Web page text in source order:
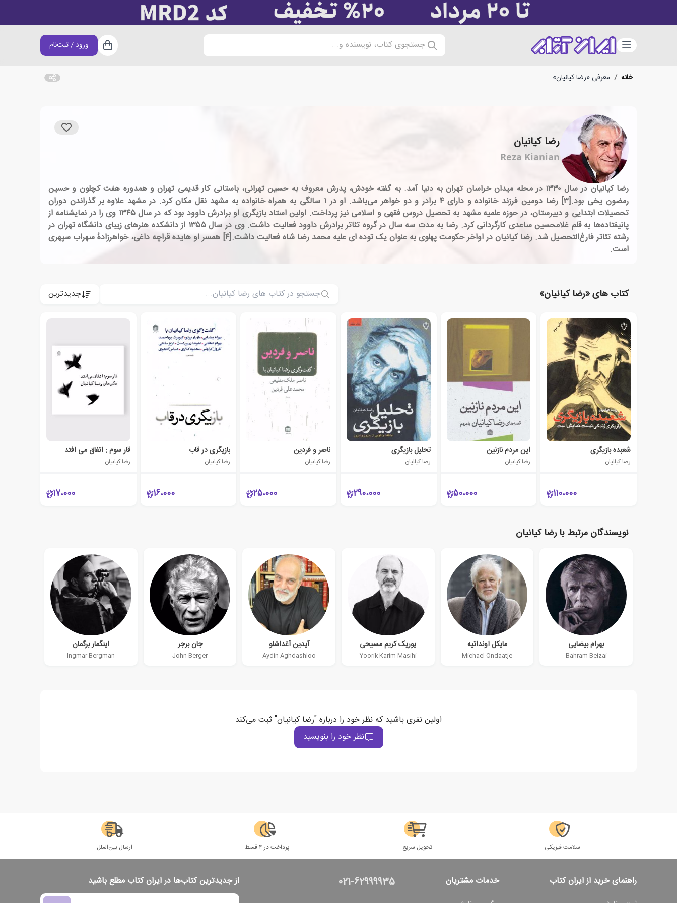
دسته‌بندی جستجوی کتاب، نویسنده و... سبد خرید
ورود / ثبت‌نام
خانه / معرفی «رضا کیانیان»
رضا کیانیان
Reza Kianian
رضا کیانیان در سال ۱۳۳۰ در محله میدان خراسان تهران به دنیا آمد. به گفته خودش، پدرش معروف به حسین تهرانی، باستانی کار قدیمی تهران و همدوره هفت کچلون و حسین
رمضون یخی بود.[۳] رضا دومین فرزند خانواده و دارای ۴ برادر و دو خواهر می‌باشد. او در ۱ سالگی به همراه خانواده به مشهد نقل مکان کرد. در مشهد علاوه بر گذراندن دوران
تحصیلات ابتدایی و دبیرستان، در حوزه علمیه مشهد به تحصیل دروس فقهی و اسلامی نیز پرداخت. اولین استاد بازیگری او برادرش داوود بود که در سال ۱۳۴۵ وی را در نمایشنامه از
پانیفتاده‌ها به قلم غلامحسین ساعدی کارگردانی کرد. رضا به مدت سه سال در گروه تئاتر برادرش داوود فعالیت داشت. وی در سال ۱۳۵۵ از دانشکده هنرهای زیبای دانشگاه تهران در
رشته تئاتر فارغ‌التحصیل شد. رضا کیانیان در اواخر حکومت پهلوی به عنوان یک توده ای علیه محمد رضا شاه فعالیت داشت.[۴] همسر او هایده قراچه داغی، خواهرزادهٔ سهراب سپهری
است.
کتاب های «رضا کیانیان» جدیدترین
شعبده بازیگری
رضا کیانیان
110،000
این مردم نازنین
رضا کیانیان
50،000
تحلیل بازیگری
رضا کیانیان
290،000
ناصر و فردین
رضا کیانیان
25،000
بازیگری در قاب
رضا کیانیان
16،000
قار سوم : اتفاق می افتد
رضا کیانیان
17،000
نویسندگان مرتبط با رضا کیانیان
بهرام بیضایی
Bahram Beizai
مایکل اونداتیه
Michael Ondaatje
یوریک کریم مسیحی
Yoorik Karim Masihi
آیدین آغداشلو
Aydin Aghdashloo
جان برجر
John Berger
اینگمار برگمان
Ingmar Bergman
اولین نفری باشید که نظر خود را درباره "رضا کیانیان" ثبت می‌کند
نظر خود را بنویسید
سلامت فیزیکی تحویل سریع پرداخت در 4 قسط ارسال بین‌الملل
راهنمای خرید از ایران کتاب خدمات مشتریان 021-62999935 از جدیدترین کتاب‌ها در ایران کتاب مطلع باشید